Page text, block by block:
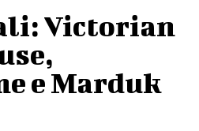
Victorian
e Marduk